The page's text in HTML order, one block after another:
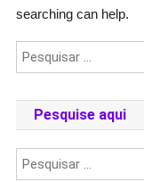
searching can help.
Pesquisar
por:
Pesquise aqui